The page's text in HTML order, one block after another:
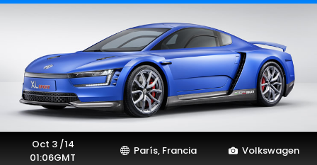
Oct 3 /14
01:06GMT
París, Francia Volkswagen